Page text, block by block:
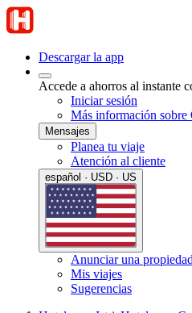
Descargar la app
Accede a ahorros al instante
Iniciar sesión
Más información sobre
Mensajes
Planea tu viaje
Atención al cliente
español · USD · US
Anunciar una propiedad
Mis viajes
Sugerencias